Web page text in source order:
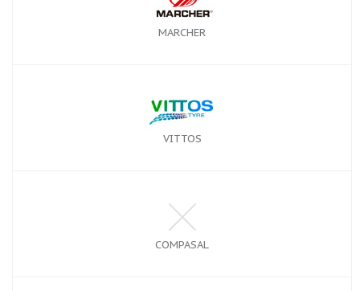
MARCHER
VITTOS
COMPASAL